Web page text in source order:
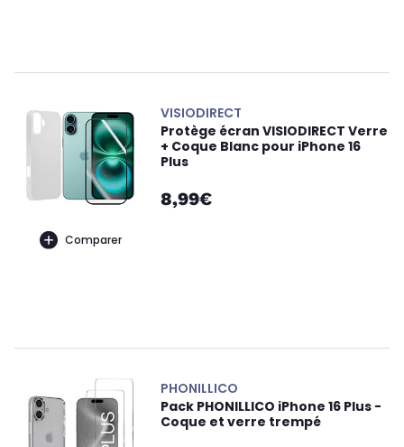
Comparer
VISIODIRECT
Protège écran VISIODIRECT Verre
+ Coque Blanc pour iPhone 16
Plus
8,99€
PHONILLICO
Pack PHONILLICO iPhone 16 Plus -
Coque et verre trempé